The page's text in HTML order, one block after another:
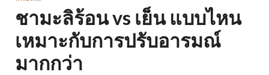
ชามะลิร้อน vs เย็น แบบไหน
เหมาะกับการปรับอารมณ์
มากกว่า